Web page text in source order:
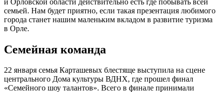
семьей. Нам будет приятно, если такая презентация любимого
города станет нашим маленьким вкладом в развитие туризма
в Орле.
Семейная команда
22 января семья Карташевых блестяще выступила на сцене
центрального Дома культуры ВДНХ, где прошел финал
«Семейного шоу талантов». Всего в финале принимали